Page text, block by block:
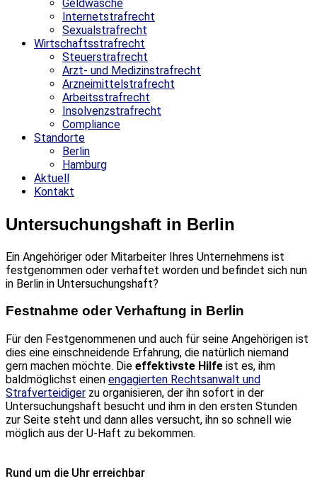
Geldwäsche
Internetstrafrecht
Sexualstrafrecht
Wirtschaftsstrafrecht
Steuerstrafrecht
Arzt- und Medizinstrafrecht
Arzneimittelstrafrecht
Arbeitsstrafrecht
Insolvenzstrafrecht
Compliance
Standorte
Berlin
Hamburg
Aktuell
Kontakt
Untersuchungshaft in Berlin
Ein Angehöriger oder Mitarbeiter Ihres Unternehmens ist
festgenommen oder verhaftet worden und befindet sich nun
in Berlin in Untersuchungshaft?
Festnahme oder Verhaftung in Berlin
Für den Festgenommenen und auch für seine Angehörigen ist
dies eine einschneidende Erfahrung, die natürlich niemand
gern machen möchte. Die effektivste Hilfe ist es, ihm
baldmöglichst einen engagierten Rechtsanwalt und
Strafverteidiger zu organisieren, der ihn sofort in der
Untersuchungshaft besucht und ihm in den ersten Stunden
zur Seite steht und dann alles versucht, ihn so schnell wie
möglich aus der U-Haft zu bekommen.
Rund um die Uhr erreichbar